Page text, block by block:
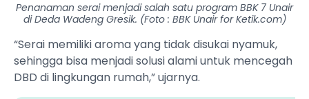
Penanaman serai menjadi salah satu program BBK 7 Unair
di Deda Wadeng Gresik. (Foto : BBK Unair for Ketik.com)
“Serai memiliki aroma yang tidak disukai nyamuk,
sehingga bisa menjadi solusi alami untuk mencegah
DBD di lingkungan rumah,” ujarnya.